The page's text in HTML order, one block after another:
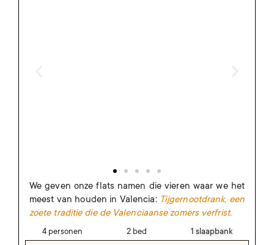
We geven onze flats namen die vieren waar we het
meest van houden in Valencia: Tijgernootdrank, een
zoete traditie die de Valenciaanse zomers verfrist.
4 personen 2 bed 1 slaapbank